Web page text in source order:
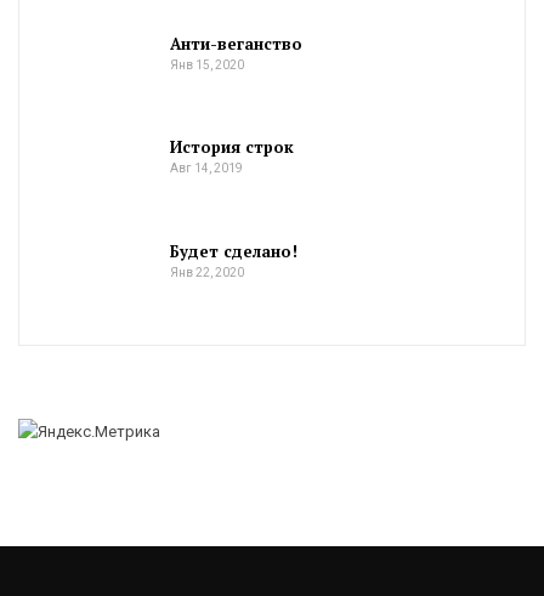
Анти-веганство
Янв 15, 2020
История строк
Авг 14, 2019
Будет сделано!
Янв 22, 2020